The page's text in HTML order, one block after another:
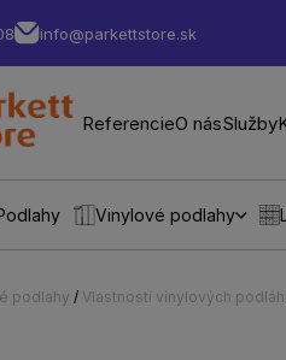
info@parkettstore.sk
ReferencieO násSlužby
Vinylové podlahy
podlahy / Vlastnosti vinylových podláh